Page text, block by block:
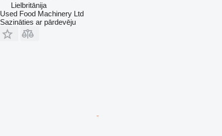
Lielbritānija
Used Food Machinery Ltd
Sazināties ar pārdevēju